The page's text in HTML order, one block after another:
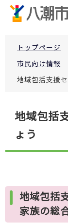
トップページ
市民向け情報
地域包括支援
地域包括
ょう
地域包括
家族の総